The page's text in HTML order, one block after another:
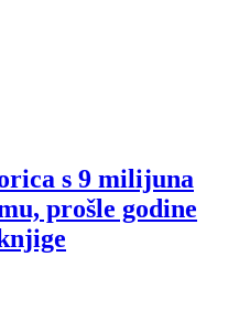
s 9 milijuna
prošle godine